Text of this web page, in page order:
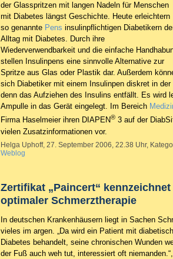
der Glasspritzen mit langen Nadeln für Menschen
mit Diabetes längst Geschichte. Heute erleichtern
so genannte Pens insulinpflichtigen Diabetikern
Alltag mit Diabetes. Durch ihre
Wiederverwendbarkeit und die einfache
stellen Insulinpens eine sinnvolle Alternative zur
Spritze aus Glas oder Plastik dar. Außerdem
sich Diabetiker mit einem Insulinpen diskret in
denn das Aufziehen des Insulins entfällt. Es wird
Ampulle in das Gerät eingelegt. Im Bereich
Firma Haselmeier ihren DIAPEN® 3 auf der
vielen Zusatzinformationen vor.
Helga Uphoff, 27. September 2006, 22.38 Uhr,
Weblog
Zertifikat „Paincert“
optimaler Schmerztherapie
In deutschen Krankenhäusern liegt in Sachen
vieles im argen. „Da wird ein Patient mit
Diabetes behandelt, seine chronischen Wunden
der Fuß auch weh tut, interessiert oft